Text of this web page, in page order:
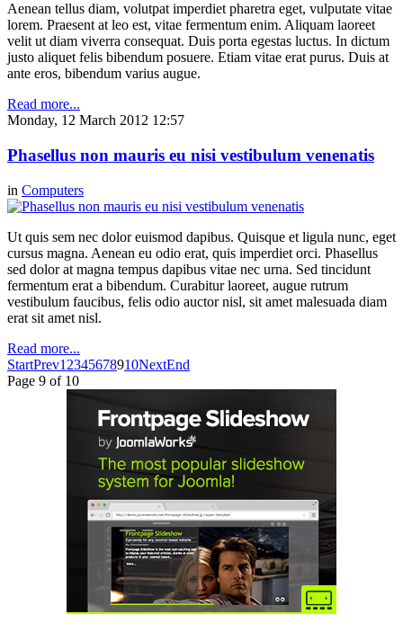
Aenean tellus diam, volutpat imperdiet pharetra eget, vulputate vitae
lorem. Praesent at leo est, vitae fermentum enim. Aliquam laoreet
velit ut diam viverra consequat. Duis porta egestas luctus. In dictum
justo aliquet felis bibendum posuere. Etiam vitae erat purus. Duis at
ante eros, bibendum varius augue.
Read more...
Monday, 12 March 2012 12:57
Phasellus non mauris eu nisi vestibulum venenatis
in Computers
Ut quis sem nec dolor euismod dapibus. Quisque et ligula nunc, eget
cursus magna. Aenean eu odio erat, quis imperdiet orci. Phasellus
sed dolor at magna tempus dapibus vitae nec urna. Sed tincidunt
fermentum erat a bibendum. Curabitur laoreet, augue rutrum
vestibulum faucibus, felis odio auctor nisl, sit amet malesuada diam
erat sit amet nisl.
Read more...
StartPrev1 2345678910NextEnd
Page 9 of 10